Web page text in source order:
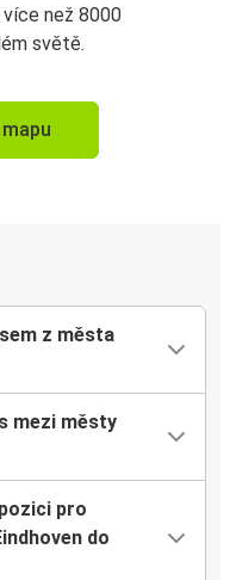
než 8000
světě.
z města
mezi městy
pro
do